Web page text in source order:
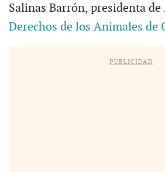
Salinas Barrón, presidenta de
Derechos de los Animales de
PUBLICIDAD